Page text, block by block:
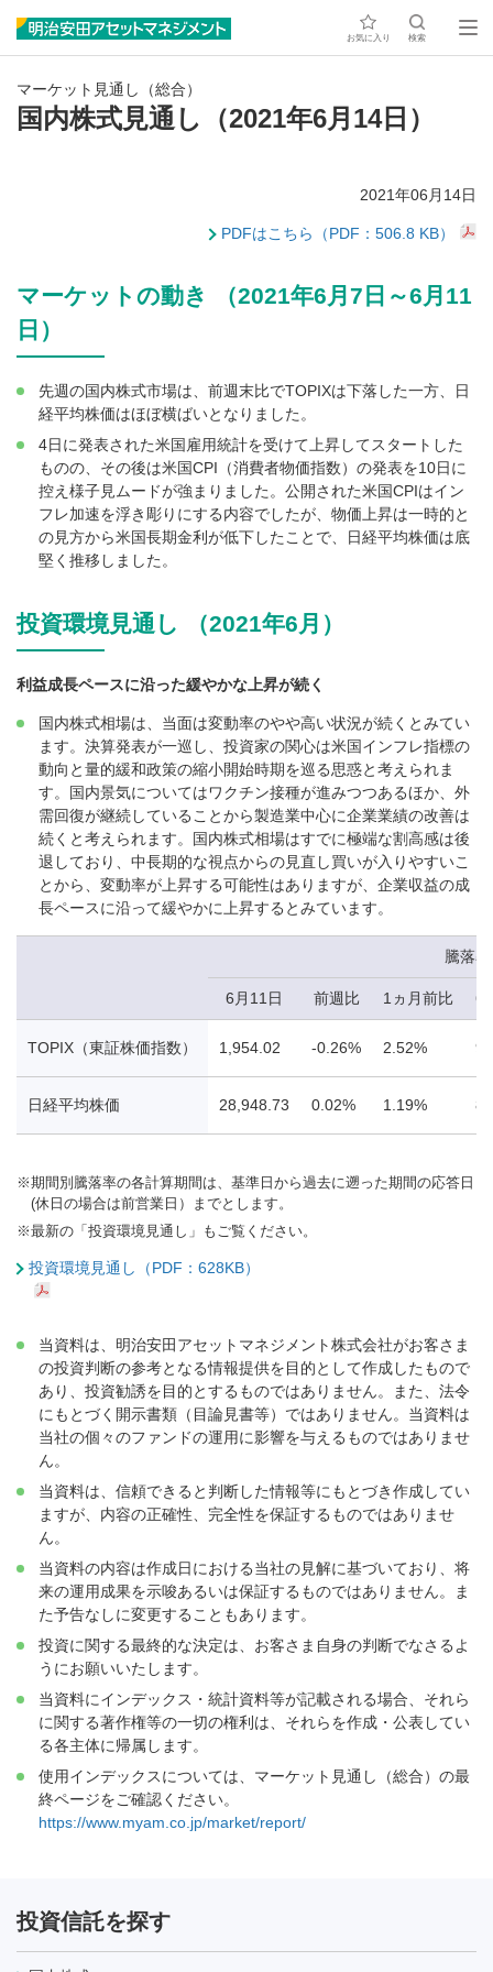
お気に入り 検索
マーケット見通し（総合）
国内株式見通し（2021年6月14日）
2021年06月14日
PDFはこちら（PDF：506.8 KB）
マーケットの動き （2021年6月7日～6月11
日）
先週の国内株式市場は、前週末比でTOPIXは下落した一方、日
経平均株価はほぼ横ばいとなりました。
4日に発表された米国雇用統計を受けて上昇してスタートした
ものの、その後は米国CPI（消費者物価指数）の発表を10日に
控え様子見ムードが強まりました。公開された米国CPIはイン
フレ加速を浮き彫りにする内容でしたが、物価上昇は一時的と
の見方から米国長期金利が低下したことで、日経平均株価は底
堅く推移しました。
投資環境見通し （2021年6月）
利益成長ペースに沿った緩やかな上昇が続く
国内株式相場は、当面は変動率のやや高い状況が続くとみてい
ます。決算発表が一巡し、投資家の関心は米国インフレ指標の
動向と量的緩和政策の縮小開始時期を巡る思惑と考えられま
す。国内景気についてはワクチン接種が進みつつあるほか、外
需回復が継続していることから製造業中心に企業業績の改善は
続くと考えられます。国内株式相場はすでに極端な割高感は後
退しており、中長期的な視点からの見直し買いが入りやすいこ
とから、変動率が上昇する可能性はありますが、企業収益の成
長ペースに沿って緩やかに上昇するとみています。
騰落率
6月11日 前週比 1ヵ月前比 6
TOPIX（東証株価指数） 1,954.02 -0.26% 2.52%
日経平均株価 28,948.73 0.02% 1.19%
※期間別騰落率の各計算期間は、基準日から過去に遡った期間の応答日
(休日の場合は前営業日）までとします。
※最新の「投資環境見通し」もご覧ください。
投資環境見通し（PDF：628KB）
当資料は、明治安田アセットマネジメント株式会社がお客さま
の投資判断の参考となる情報提供を目的として作成したもので
あり、投資勧誘を目的とするものではありません。また、法令
にもとづく開示書類（目論見書等）ではありません。当資料は
当社の個々のファンドの運用に影響を与えるものではありませ
ん。
当資料は、信頼できると判断した情報等にもとづき作成してい
ますが、内容の正確性、完全性を保証するものではありませ
ん。
当資料の内容は作成日における当社の見解に基づいており、将
来の運用成果を示唆あるいは保証するものではありません。ま
た予告なしに変更することもあります。
投資に関する最終的な決定は、お客さま自身の判断でなさるよ
うにお願いいたします。
当資料にインデックス・統計資料等が記載される場合、それら
に関する著作権等の一切の権利は、それらを作成・公表してい
る各主体に帰属します。
使用インデックスについては、マーケット見通し（総合）の最
終ページをご確認ください。
https://www.myam.co.jp/market/report/
投資信託を探す